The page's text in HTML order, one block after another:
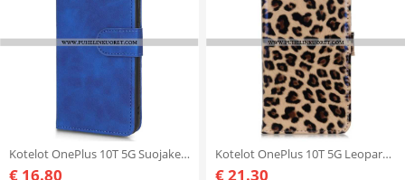
Kotelot OnePlus 10T 5G Suojaketju Kuori Tavallinen Hihnalla
€ 16.80
Kotelot OnePlus 10T 5G Leopardin Ihovaikutus
€ 21.30